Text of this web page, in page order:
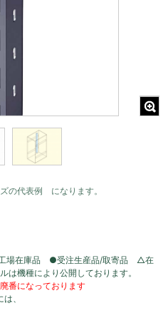
の代表例 になります。
場在庫品 ●受注生産品/取寄品 △在
機種により公開しております。
番になっております
、